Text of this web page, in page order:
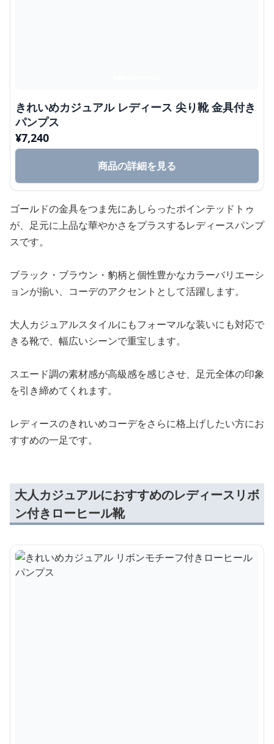
きれいめカジュアル レディース 尖り靴 金具付き
パンプス
¥7,240
商品の詳細を見る
ゴールドの金具をつま先にあしらったポインテッドトゥ
が、足元に上品な華やかさをプラスするレディースパンプ
スです。
ブラック・ブラウン・豹柄と個性豊かなカラーバリエーシ
ョンが揃い、コーデのアクセントとして活躍します。
大人カジュアルスタイルにもフォーマルな装いにも対応で
きる靴で、幅広いシーンで重宝します。
スエード調の素材感が高級感を感じさせ、足元全体の印象
を引き締めてくれます。
レディースのきれいめコーデをさらに格上げしたい方にお
すすめの一足です。
大人カジュアルにおすすめのレディースリボ
ン付きローヒール靴